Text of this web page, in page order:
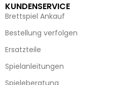
KUNDENSERVICE
Brettspiel Ankauf
Bestellung verfolgen
Ersatzteile
Spielanleitungen
Spieleberatung